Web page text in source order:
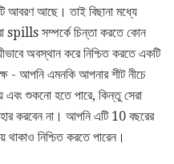
আবরণ আছে। তাই বিছানা মধ্যে
বা spills সম্পর্কে চিন্তা করতে কোন
অবস্থান করে নিশ্চিত করতে একটি
- আপনি এমনকি আপনার শীট নীচে
এবং শুকনো হতে পারে, কিন্তু সেরা
করবেন না। আপনি এটি 10 ​​বছরের
থাকাও নিশ্চিত করতে পারেন।